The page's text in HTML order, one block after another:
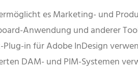
es Marketing- und
Anwendung und anderer
in für Adobe InDesign
DAM- und PIM-Systemen